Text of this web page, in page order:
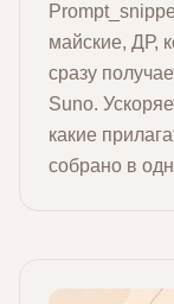
майские, ДР,
сразу
Suno.
какие
собрано в